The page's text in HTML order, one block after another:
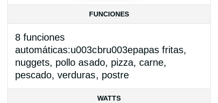
FUNCIONES
8 funciones
automáticas:u003cbru003epapas fritas,
nuggets, pollo asado, pizza, carne,
pescado, verduras, postre
WATTS